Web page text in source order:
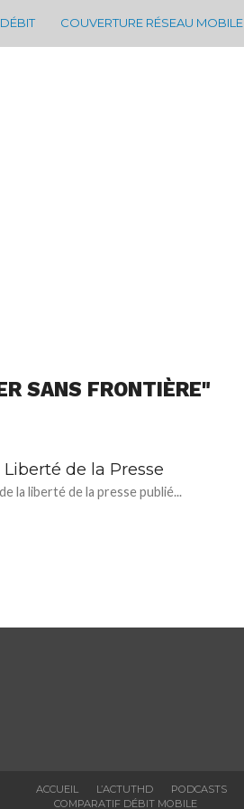
COUVERTURE RÉSEAU MOBILE
SANS FRONTIÈRE"
de la Presse
la liberté de la presse publié...
ACCUEIL L’ACTUTHD PODCASTS
COMPARATIF DÉBIT MOBILE